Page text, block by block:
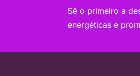
Sê o primeiro a
energéticas e